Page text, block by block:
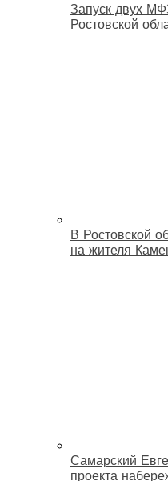
Запуск двух
Ростовской
В Ростовской
на жителя
Самарский
проекта